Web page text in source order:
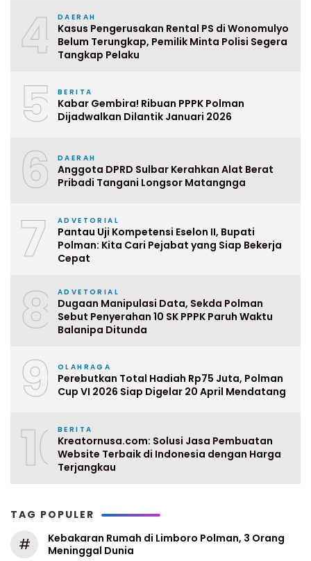
4 DAERAH
Kasus Pengerusakan Rental PS di Wonomulyo
Belum Terungkap, Pemilik Minta Polisi Segera
Tangkap Pelaku
5 BERITA
Kabar Gembira! Ribuan PPPK Polman
Dijadwalkan Dilantik Januari 2026
6 DAERAH
Anggota DPRD Sulbar Kerahkan Alat Berat
Pribadi Tangani Longsor Matangnga
7 ADVETORIAL
Pantau Uji Kompetensi Eselon II, Bupati
Polman: Kita Cari Pejabat yang Siap Bekerja
Cepat
8 ADVETORIAL
Dugaan Manipulasi Data, Sekda Polman
Sebut Penyerahan 10 SK PPPK Paruh Waktu
Balanipa Ditunda
9 OLAHRAGA
Perebutkan Total Hadiah Rp75 Juta, Polman
Cup VI 2026 Siap Digelar 20 April Mendatang
10BERITA
Kreatornusa.com: Solusi Jasa Pembuatan
Website Terbaik di Indonesia dengan Harga
Terjangkau
TAG POPULER
#
Kebakaran Rumah di Limboro Polman, 3 Orang
Meninggal Dunia